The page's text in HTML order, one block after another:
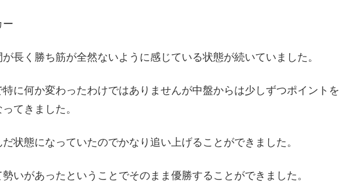
ー
長く勝ち筋が全然ないように感じている状態が続いていました。
に何か変わったわけではありませんが中盤からは少しずつポイントを
てきました。
状態になっていたのでかなり追い上げることができました。
いがあったということでそのまま優勝することができました。